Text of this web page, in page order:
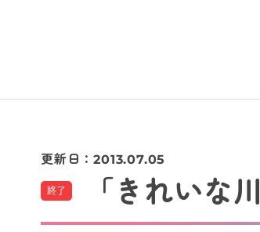
更新日：2013.07.05
終了 「きれいな